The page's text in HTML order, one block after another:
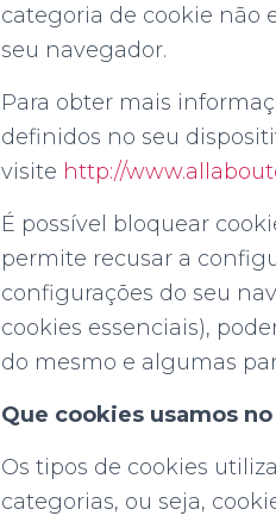
categoria de cookie não
seu navegador.
Para obter mais
definidos no seu
visite http://
É possível bloquear
permite recusar a
configurações do seu
cookies essenciais),
do mesmo e algumas
Que cookies usamos
Os tipos de cookies
categorias, ou seja,